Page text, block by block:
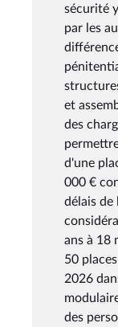
sécurité
par les
et
des
d'une
000 €
délais de
ans à 18
50
2026
des